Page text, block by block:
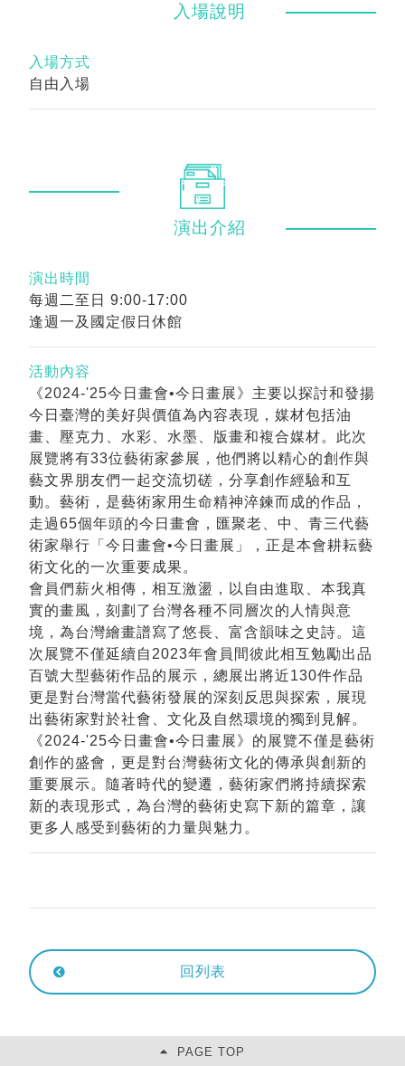
入場說明
入場方式
自由入場
演出介紹
演出時間
每週二至日 9:00-17:00
逢週一及國定假日休館
活動內容
《2024-'25今日畫會•今日畫展》主要以探討和發揚
今日臺灣的美好與價值為內容表現，媒材包括油
畫、壓克力、水彩、水墨、版畫和複合媒材。此次
展覽將有33位藝術家參展，他們將以精心的創作與
藝文界朋友們一起交流切磋，分享創作經驗和互
動。藝術，是藝術家用生命精神淬鍊而成的作品，
走過65個年頭的今日畫會，匯聚老、中、青三代藝
術家舉行「今日畫會•今日畫展」，正是本會耕耘藝
術文化的一次重要成果。
會員們薪火相傳，相互激盪，以自由進取、本我真
實的畫風，刻劃了台灣各種不同層次的人情與意
境，為台灣繪畫譜寫了悠長、富含韻味之史詩。這
次展覽不僅延續自2023年會員間彼此相互勉勵出品
百號大型藝術作品的展示，總展出將近130件作品
更是對台灣當代藝術發展的深刻反思與探索，展現
出藝術家對於社會、文化及自然環境的獨到見解。
《2024-'25今日畫會•今日畫展》的展覽不僅是藝術
創作的盛會，更是對台灣藝術文化的傳承與創新的
重要展示。隨著時代的變遷，藝術家們將持續探索
新的表現形式，為台灣的藝術史寫下新的篇章，讓
更多人感受到藝術的力量與魅力。
回列表
PAGE TOP